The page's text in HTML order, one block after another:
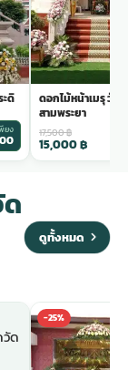
ะดิ
ยง
ดอกไม้หน้าเมรุ วัด
สามพระยา
17,500฿
15,000฿
ดูทั้งหมด
-25%